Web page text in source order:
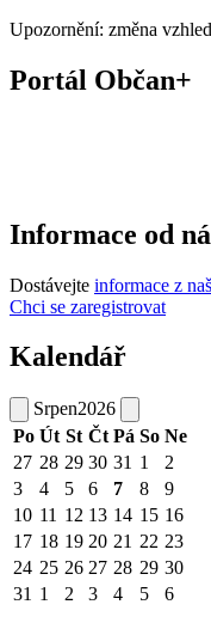
Upozornění: změna
Portál Občan+
Informace od
Dostávejte informace z
Chci se zaregistrovat
Kalendář
Srpen2026
Po Út St Čt Pá So Ne
27 28 29 30 31 1
2
3
4 5 6 7 8
9
10 11 12 13 14 15 16
17 18 19 20 21 22 23
24 25 26 27 28 29 30
31 1 2 3 4 5 6